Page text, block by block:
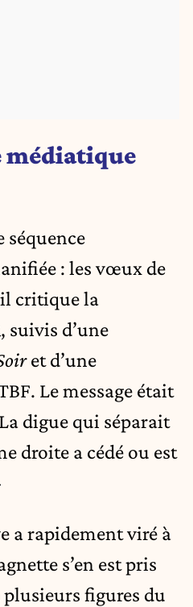
médiatique
séquence
: les vœux de
critique la
d’une
et d’une
Le message était
digue qui séparait
droite a cédé ou est
a rapidement viré à
s’en est pris
figures du